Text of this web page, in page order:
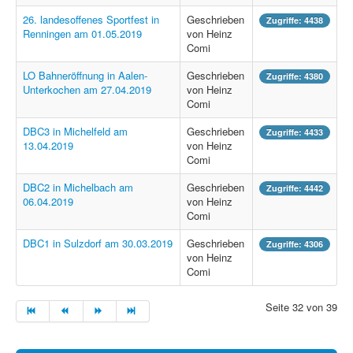
26. landesoffenes Sportfest in
Renningen am 01.05.2019
Geschrieben
von Heinz
Comi
Zugriffe: 4438
LO Bahneröffnung in Aalen-
Unterkochen am 27.04.2019
Geschrieben
von Heinz
Comi
Zugriffe: 4380
DBC3 in Michelfeld am
13.04.2019
Geschrieben
von Heinz
Comi
Zugriffe: 4433
DBC2 in Michelbach am
06.04.2019
Geschrieben
von Heinz
Comi
Zugriffe: 4442
DBC1 in Sulzdorf am 30.03.2019
Geschrieben
von Heinz
Comi
Zugriffe: 4306
Seite 32 von 39